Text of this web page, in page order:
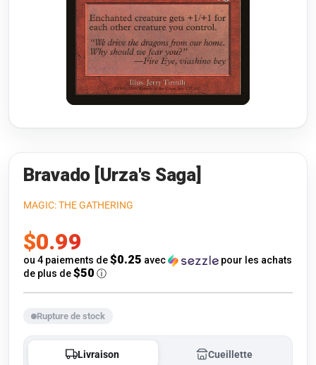
Riftbound: League of Legends
Flesh and Blood
Pokémon
One Piece
Gundam Card Game
Warlord: Saga of the Storm
Neopets Battledome
Accessoires
Bravado [Urza's Saga]
MAGIC: THE GATHERING
Prix
de
vente
$0.99
ou 4 paiements de$0.25 avec
pour les achats
de plus de$50 ⓘ
Rupture de stock
Livraison Cueillette